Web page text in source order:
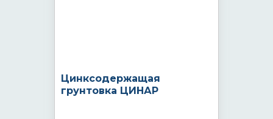
Цинксодержащая
грунтовка ЦИНАР